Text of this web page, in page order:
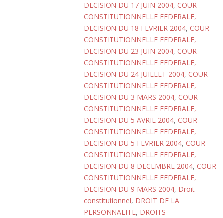
DECISION DU 17 JUIN 2004, COUR
CONSTITUTIONNELLE FEDERALE,
DECISION DU 18 FEVRIER 2004, COUR
CONSTITUTIONNELLE FEDERALE,
DECISION DU 23 JUIN 2004, COUR
CONSTITUTIONNELLE FEDERALE,
DECISION DU 24 JUILLET 2004, COUR
CONSTITUTIONNELLE FEDERALE,
DECISION DU 3 MARS 2004, COUR
CONSTITUTIONNELLE FEDERALE,
DECISION DU 5 AVRIL 2004, COUR
CONSTITUTIONNELLE FEDERALE,
DECISION DU 5 FEVRIER 2004, COUR
CONSTITUTIONNELLE FEDERALE,
DECISION DU 8 DECEMBRE 2004, COUR
CONSTITUTIONNELLE FEDERALE,
DECISION DU 9 MARS 2004, Droit
constitutionnel, DROIT DE LA
PERSONNALITE, DROITS